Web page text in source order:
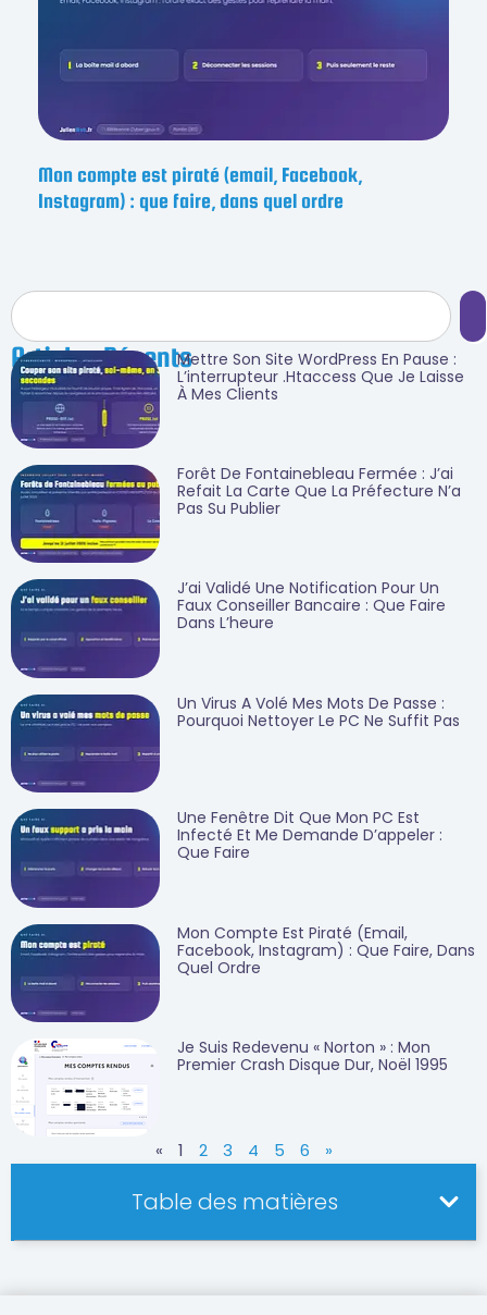
Mon compte est piraté (email, Facebook,
Instagram) : que faire, dans quel ordre
Articles RécentsMettre Son Site WordPress En Pause :
L’interrupteur .htaccess Que Je Laisse
À Mes Clients
Forêt De Fontainebleau Fermée : J’ai
Refait La Carte Que La Préfecture N’a
Pas Su Publier
J’ai Validé Une Notification Pour Un
Faux Conseiller Bancaire : Que Faire
Dans L’heure
Un Virus A Volé Mes Mots De Passe :
Pourquoi Nettoyer Le PC Ne Suffit Pas
Une Fenêtre Dit Que Mon PC Est
Infecté Et Me Demande D’appeler :
Que Faire
Mon Compte Est Piraté (email,
Facebook, Instagram) : Que Faire, Dans
Quel Ordre
Je Suis Redevenu « Norton » : Mon
Premier Crash Disque Dur, Noël 1995
« 1 2 3 4 5 6 »
Table des matières